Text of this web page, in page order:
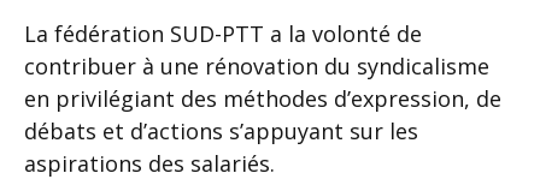
La fédération SUD-PTT a la volonté de
contribuer à une rénovation du syndicalisme
en privilégiant des méthodes d’expression, de
débats et d’actions s’appuyant sur les
aspirations des salariés.